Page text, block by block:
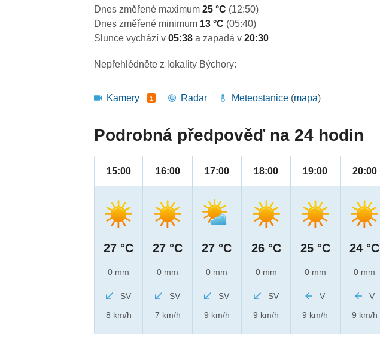
Dnes změřené maximum25 °C (12:50)
Dnes změřené minimum 13 °C (05:40)
Slunce vychází v05:38a zapadá v20:30
Nepřehlédněte z lokality Býchory:
Kamery 1 Radar Meteostanice (mapa)
Podrobná předpověď na 24 hodin
15:00
27 °C
0 mm
SV
8 km/h
16:00
27 °C
0 mm
SV
7 km/h
17:00
27 °C
0 mm
SV
9 km/h
18:00
26 °C
0 mm
SV
9 km/h
19:00
25 °C
0 mm
V
9 km/h
20:00
24 °C
0 mm
V
9 km/h